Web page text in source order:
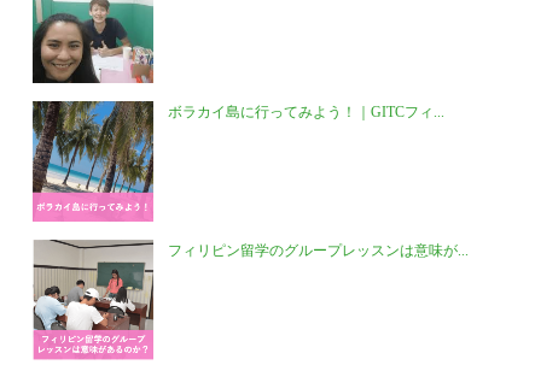
ボラカイ島に行ってみよう！｜GITCフィ...
フィリピン留学のグループレッスンは意味が...